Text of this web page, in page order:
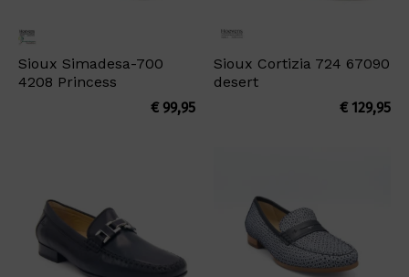
Sioux Simadesa-700
4208 Princess
€99,95
Sioux Cortizia 724 67090
desert
€129,95